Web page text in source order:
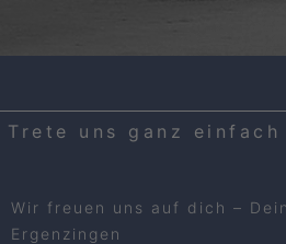
Trete uns ganz
Wir freuen uns auf dich –
Ergenzingen